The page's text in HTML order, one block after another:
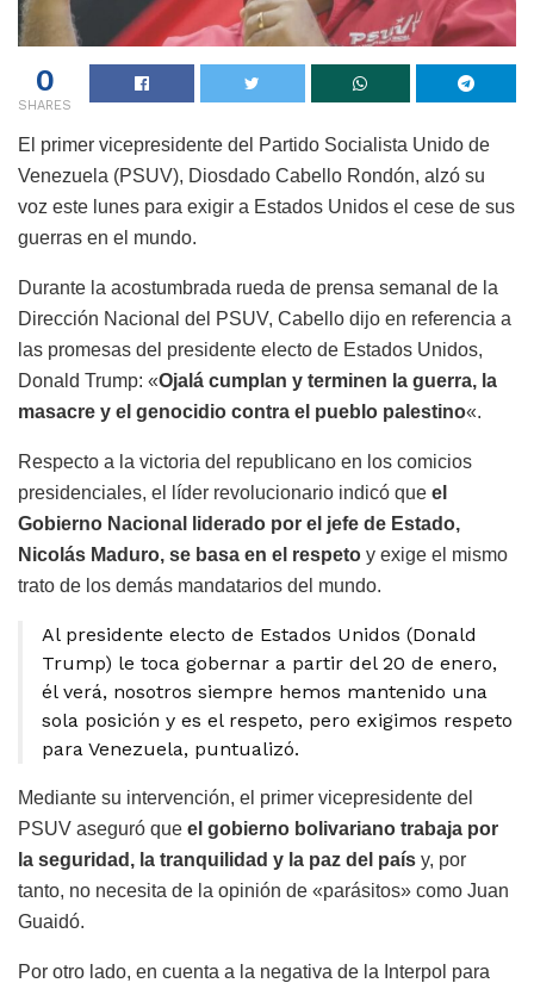
0
SHARES
El primer vicepresidente del Partido Socialista Unido de
Venezuela (PSUV), Diosdado Cabello Rondón, alzó su
voz este lunes para exigir a Estados Unidos el cese de sus
guerras en el mundo.
Durante la acostumbrada rueda de prensa semanal de la
Dirección Nacional del PSUV, Cabello dijo en referencia a
las promesas del presidente electo de Estados Unidos,
Donald Trump: «Ojalá cumplan y terminen la guerra, la
masacre y el genocidio contra el pueblo palestino«.
Respecto a la victoria del republicano en los comicios
presidenciales, el líder revolucionario indicó que el
Gobierno Nacional liderado por el jefe de Estado,
Nicolás Maduro, se basa en el respeto y exige el mismo
trato de los demás mandatarios del mundo.
Al presidente electo de Estados Unidos (Donald
Trump) le toca gobernar a partir del 20 de enero,
él verá, nosotros siempre hemos mantenido una
sola posición y es el respeto, pero exigimos respeto
para Venezuela, puntualizó.
Mediante su intervención, el primer vicepresidente del
PSUV aseguró que el gobierno bolivariano trabaja por
la seguridad, la tranquilidad y la paz del país y, por
tanto, no necesita de la opinión de «parásitos» como Juan
Guaidó.
Por otro lado, en cuenta a la negativa de la Interpol para